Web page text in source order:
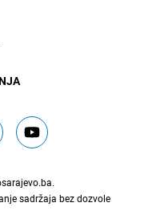
.
sadržaja bez dozvole